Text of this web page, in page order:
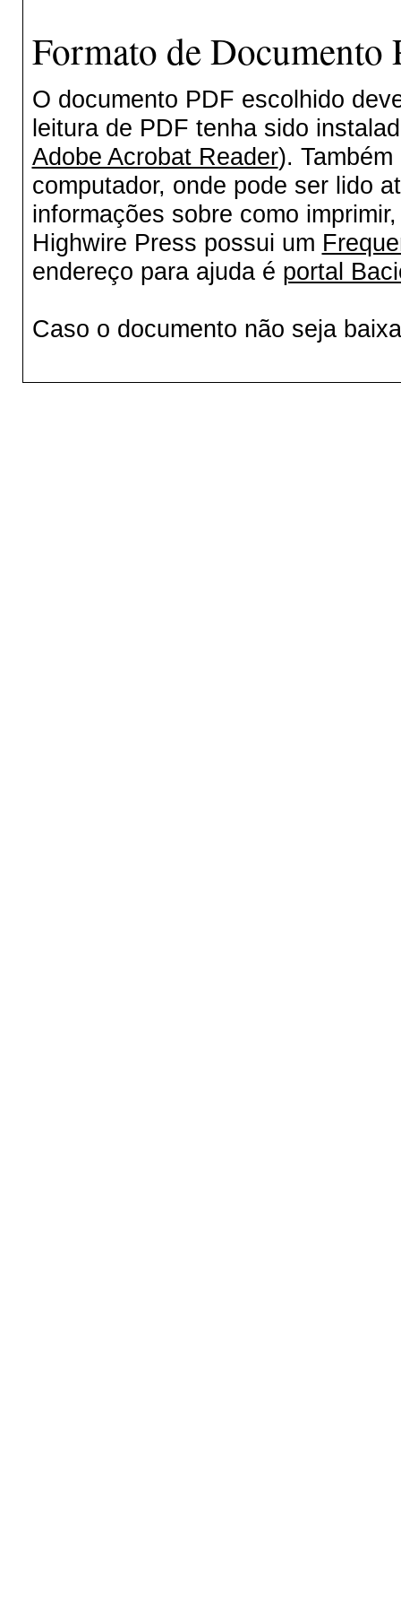
Formato de
O documento PDF escolhido
leitura de PDF tenha sido
Adobe Acrobat Reader).
computador, onde pode ser lido
informações sobre como
Highwire Press possui um
endereço para ajuda é portal
Caso o documento não seja